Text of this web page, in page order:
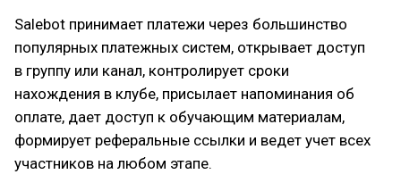
Salebot принимает платежи через большинство
популярных платежных систем, открывает доступ
в группу или канал, контролирует сроки
нахождения в клубе, присылает напоминания об
оплате, дает доступ к обучающим материалам,
формирует реферальные ссылки и ведет учет всех
участников на любом этапе.